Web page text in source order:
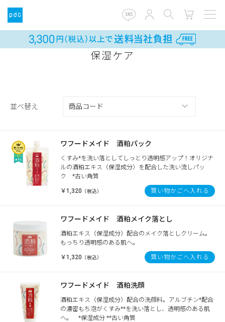
保湿ケア
並べ替え
ワフードメイド 酒粕パック
くすみ*を洗い落としてしっとり透明感アップ！オリジナ
ルの酒粕エキス（保湿成分）を配合した洗い流しパッ
ク *古い角質
￥1,320 （税込） 買い物かごへ入れる
ワフードメイド 酒粕メイク落とし
酒粕エキス（保湿成分）配合のメイク落としクリーム。
もっちり透明感のある肌へ。
￥1,320 （税込） 買い物かごへ入れる
ワフードメイド 酒粕洗顔
酒粕エキス（保湿成分）配合の洗顔料。アルブチン*配合
の濃密もち泡がくすみ**を洗い落とし、透明感のある肌
へ。 *保湿成分 **古い角質